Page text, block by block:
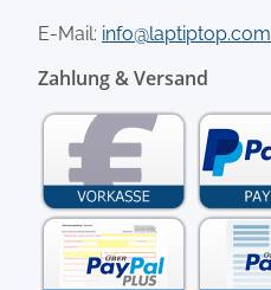
E-Mail: info@laptiptop.com
Zahlung & Versand